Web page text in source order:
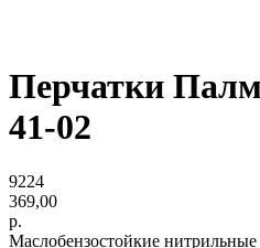
Перчатки
41-02
9224
369,00
р.
Маслобензостойкие